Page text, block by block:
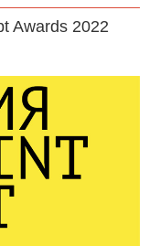
Awards 2022